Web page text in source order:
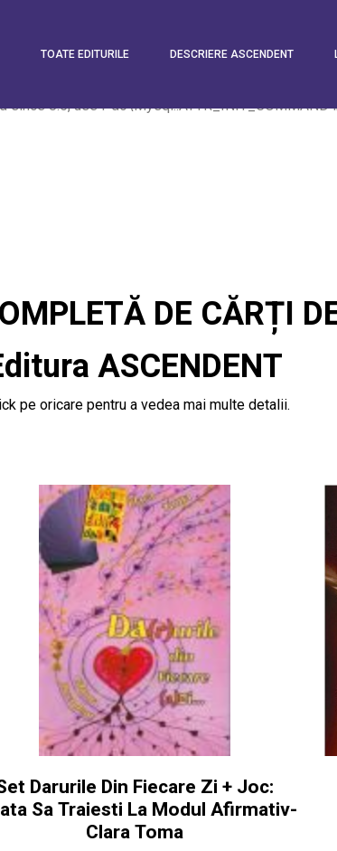
since 8.5, use Pdo\Mysql::ATTR_INIT_COMMAND
since 8.5, use Pdo\Mysql::ATTR_INIT_COMMAND
TOATE EDITURILE DESCRIERE ASCENDENT
DE CĂRȚI
ASCENDENT
pe oricare pentru a vedea mai multe detalii.
Darurile Din Fiecare Zi + Joc:
Sa Traiesti La Modul Afirmativ-
Clara Toma